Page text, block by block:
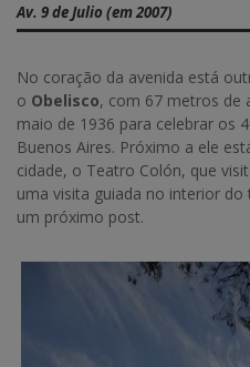
Av. 9 de Julio (em 2007)
No coração da avenida está
o Obelisco, com 67 metros de
maio de 1936 para celebrar os
Buenos Aires. Próximo a ele
cidade, o Teatro Colón, que
uma visita guiada no interior
um próximo post.